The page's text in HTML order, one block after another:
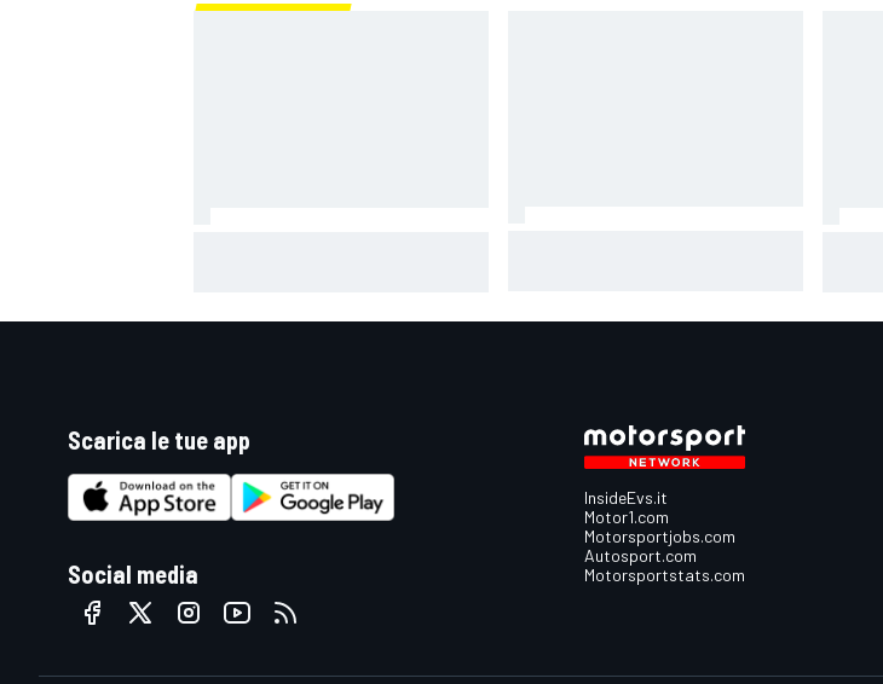
MONOMARCA
Scarica le tue app
Social media
InsideEvs.it
Motor1.com
Motorsportjobs.com
Autosport.com
Motorsportstats.com